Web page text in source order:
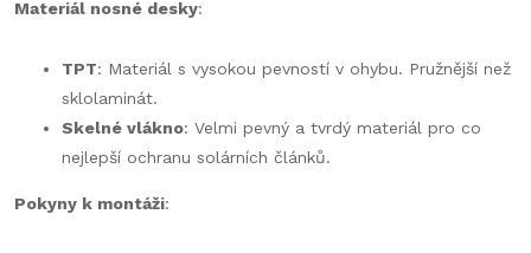
Materiál nosné desky:
TPT: Materiál s vysokou pevností v ohybu. Pružnější než
sklolaminát.
Skelné vlákno: Velmi pevný a tvrdý materiál pro co
nejlepší ochranu solárních článků.
Pokyny k montáži: